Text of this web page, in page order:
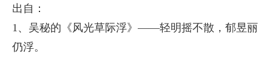
出自：
1、吴秘的《风光草际浮》——轻明摇不散，郁昱丽
仍浮。